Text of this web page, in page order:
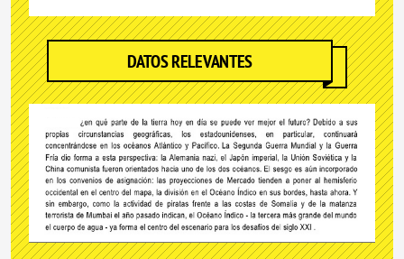
DATOS RELEVANTES